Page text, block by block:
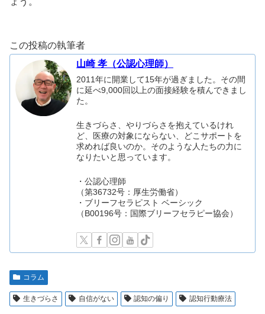
この投稿の執筆者
山崎 孝（公認心理師）
2011年に開業して15年が過ぎました。その間
に延べ9,000回以上の面接経験を積んできまし
た。
生きづらさ、やりづらさを抱えているけれ
ど、医療の対象にならない、どこサポートを
求めれば良いのか。そのような人たちの力に
なりたいと思っています。
・公認心理師
（第36732号：厚生労働省）
・ブリーフセラピスト ベーシック
（B00196号：国際ブリーフセラピー協会）
コラム
生きづらさ 自信がない 認知の偏り 認知行動療法